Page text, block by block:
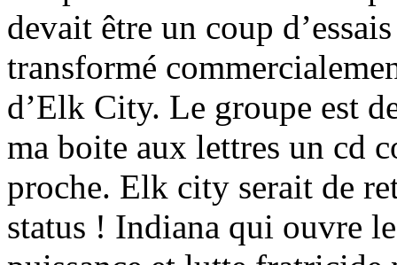
devait être un coup
transformé
d’Elk City. Le groupe est
ma boite aux lettres un cd
proche. Elk city serait de
status ! Indiana qui ouvre